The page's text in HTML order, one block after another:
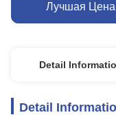
Лучшая Цена
Detail
Detail